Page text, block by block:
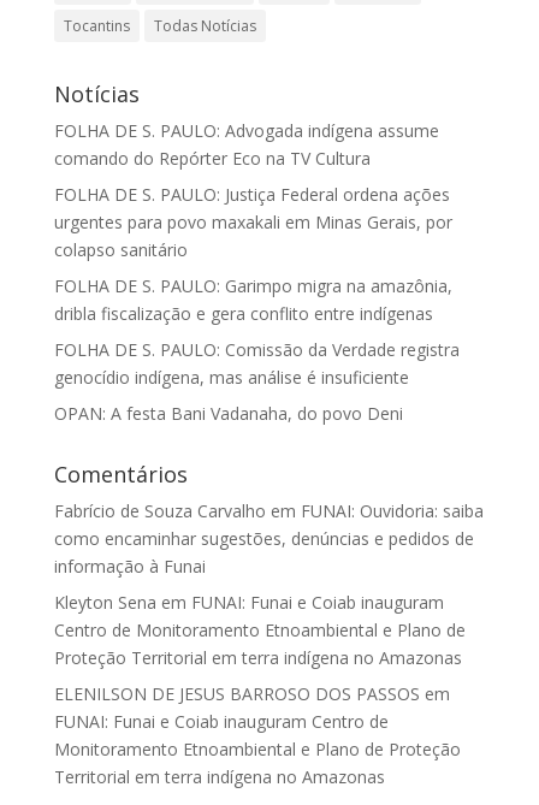
Tocantins
Todas Notícias
Notícias
FOLHA DE S. PAULO: Advogada indígena assume
comando do Repórter Eco na TV Cultura
FOLHA DE S. PAULO: Justiça Federal ordena ações
urgentes para povo maxakali em Minas Gerais, por
colapso sanitário
FOLHA DE S. PAULO: Garimpo migra na amazônia,
dribla fiscalização e gera conflito entre indígenas
FOLHA DE S. PAULO: Comissão da Verdade registra
genocídio indígena, mas análise é insuficiente
OPAN: A festa Bani Vadanaha, do povo Deni
Comentários
Fabrício de Souza Carvalho em FUNAI: Ouvidoria: saiba
como encaminhar sugestões, denúncias e pedidos de
informação à Funai
Kleyton Sena em FUNAI: Funai e Coiab inauguram
Centro de Monitoramento Etnoambiental e Plano de
Proteção Territorial em terra indígena no Amazonas
ELENILSON DE JESUS BARROSO DOS PASSOS em
FUNAI: Funai e Coiab inauguram Centro de
Monitoramento Etnoambiental e Plano de Proteção
Territorial em terra indígena no Amazonas